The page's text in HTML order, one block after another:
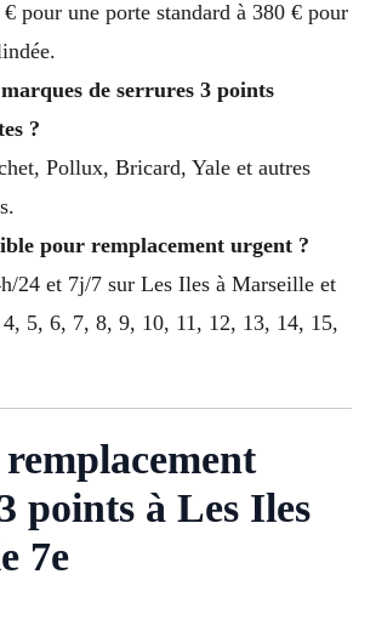
pour une porte standard à 380 € pour
de serrures 3 points
?
Pollux, Bricard, Yale et autres
pour remplacement urgent ?
24 et 7j/7 sur Les Iles à Marseille et
5, 6, 7, 8, 9, 10, 11, 12, 13, 14, 15,
points à Les Iles
7e